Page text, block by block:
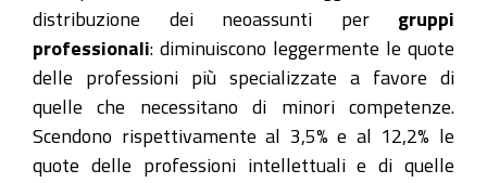
distribuzione dei neoassunti per gruppi
professionali: diminuiscono leggermente le quote
delle professioni più specializzate a favore di
quelle che necessitano di minori competenze.
Scendono rispettivamente al 3,5% e al 12,2% le
quote delle professioni intellettuali e di quelle